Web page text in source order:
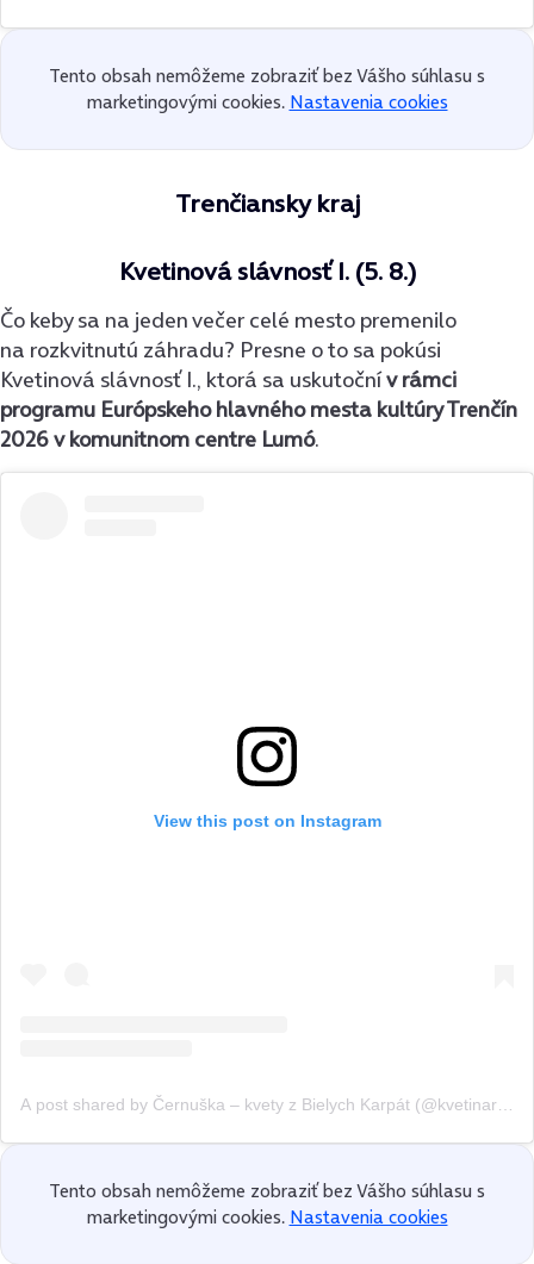
Tento obsah nemôžeme zobraziť bez Vášho súhlasu s
marketingovými cookies. Nastavenia cookies
Trenčiansky kraj
Kvetinová slávnosť I. (5. 8.)
Čo keby sa na jeden večer celé mesto premenilo
na rozkvitnutú záhradu? Presne o to sa pokúsi
Kvetinová slávnosť I., ktorá sa uskutočnív rámci
programu Európskeho hlavného mesta kultúry Trenčín
2026 v komunitnom centre Lumó.
View this post on Instagram
Tento obsah nemôžeme zobraziť bez Vášho súhlasu s
marketingovými cookies. Nastavenia cookies